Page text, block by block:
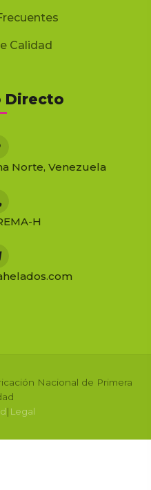
Calidad
Directo
Norte, Venezuela
H
Nacional de Primera
| Legal